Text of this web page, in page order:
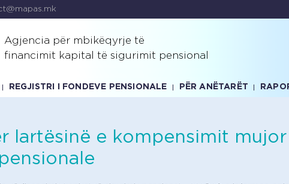
Agjencia për mbikëqyrje të
financimit kapital të sigurimit pensional
REGJISTRI I FONDEVE PENSIONALE PËR ANËTARËT
lartësinë e kompensimit